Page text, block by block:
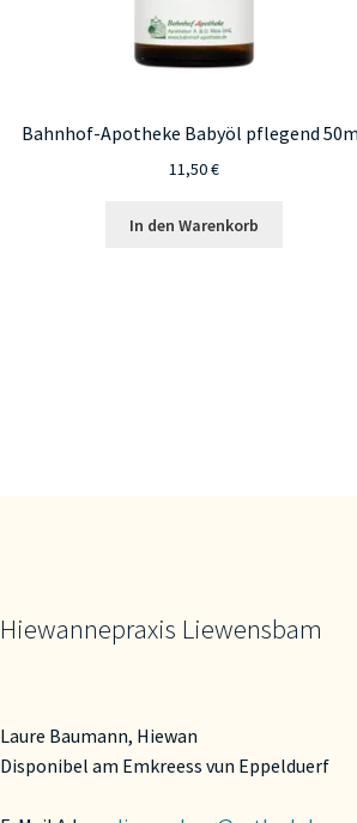
Bahnhof-Apotheke Babyöl pflegend
11,50€
In den Warenkorb
Hiewannepraxis Liewensbam
Laure Baumann, Hiewan
Disponibel am Emkreess vun Eppelduerf